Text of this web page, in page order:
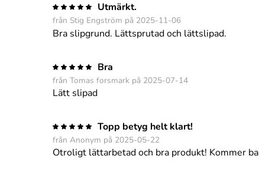
Utmärkt.
från Stig Engström på 2025-11-06
Bra slipgrund. Lättsprutad och lättslipad.
Bra
från Tomas forsmark på 2025-07-14
Lätt slipad
Topp betyg helt klart!
från Anonym på 2025-05-22
Otroligt lättarbetad och bra produkt! Kommer